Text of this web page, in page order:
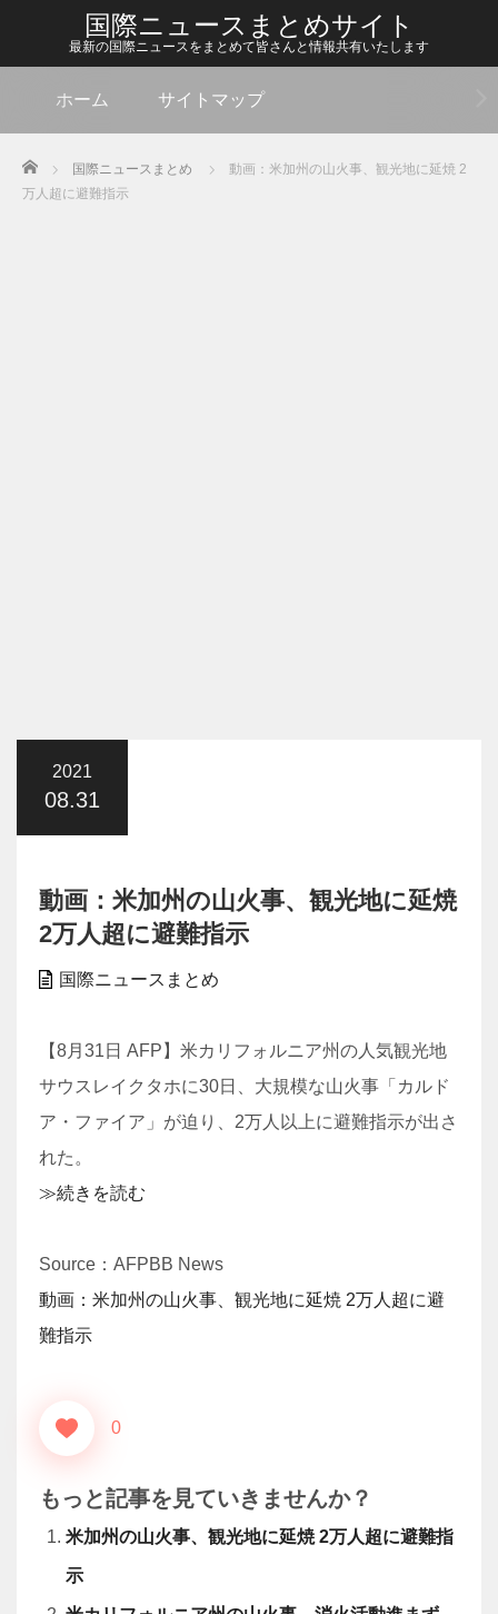
国際ニュースまとめサイト
最新の国際ニュースをまとめて皆さんと情報共有いたします
ホーム サイトマップ
Home 国際ニュースまとめ
動画：米加州の山火事、観光地に延焼 2
万人超に避難指示
2021
08.31
動画：米加州の山火事、観光地に延焼
2万人超に避難指示
国際ニュースまとめ
【8月31日 AFP】米カリフォルニア州の人気観光地
サウスレイクタホに30日、大規模な山火事「カルド
ア・ファイア」が迫り、2万人以上に避難指示が出さ
れた。
≫続きを読む
Source：AFPBB News
動画：米加州の山火事、観光地に延焼 2万人超に避
難指示
0
もっと記事を見ていきませんか？
米加州の山火事、観光地に延焼 2万人超に避難指
示